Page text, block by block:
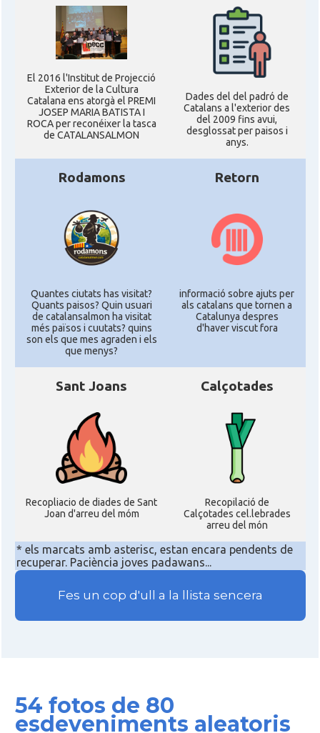
El 2016 l'Institut de Projecció
Exterior de la Cultura
Catalana ens atorgà el PREMI
JOSEP MARIA BATISTA I
ROCA per reconéixer la tasca
de CATALANSALMON
Dades del del padró de
Catalans a l'exterior des
del 2009 fins avui,
desglossat per paisos i
anys.
Rodamons
Quantes ciutats has visitat?
Quants paisos? Quin usuari
de catalansalmon ha visitat
més països i cuutats? quins
son els que mes agraden i els
que menys?
Retorn
informació sobre ajuts per
als catalans que tornen a
Catalunya despres
d'haver viscut fora
Sant Joans
Recopliacio de diades de Sant
Joan d'arreu del móm
Calçotades
Recopilació de
Calçotades cel.lebrades
arreu del món
* els marcats amb asterisc, estan encara pendents de
recuperar. Paciència joves padawans...
Fes un cop d'ull a la llista sencera
54 fotos de 80
esdeveniments aleatoris